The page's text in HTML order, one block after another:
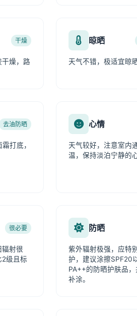
干燥
干燥，路
晾晒
天气不错，极适宜晾
去油防晒
打底，
心情
天气较好，注意室内
温，保持淡泊宁静的
很必要
辐射很
级且标
防晒
紫外辐射极强，应特
护，建议涂擦SPF20
PA++的防晒护肤品
补涂。